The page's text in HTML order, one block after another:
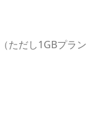
ただし1GBプラン